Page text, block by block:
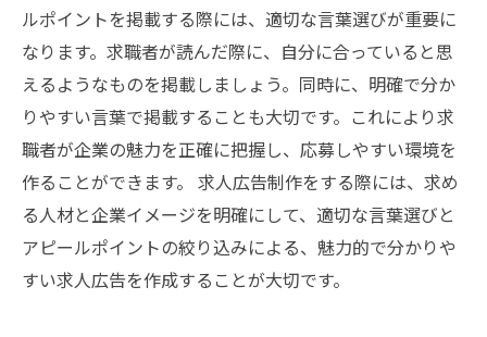
ルポイントを掲載する際には、適切な言葉選びが重要に
なります。求職者が読んだ際に、自分に合っていると思
えるようなものを掲載しましょう。同時に、明確で分か
りやすい言葉で掲載することも大切です。これにより求
職者が企業の魅力を正確に把握し、応募しやすい環境を
作ることができます。 求人広告制作をする際には、求め
る人材と企業イメージを明確にして、適切な言葉選びと
アピールポイントの絞り込みによる、魅力的で分かりや
すい求人広告を作成することが大切です。